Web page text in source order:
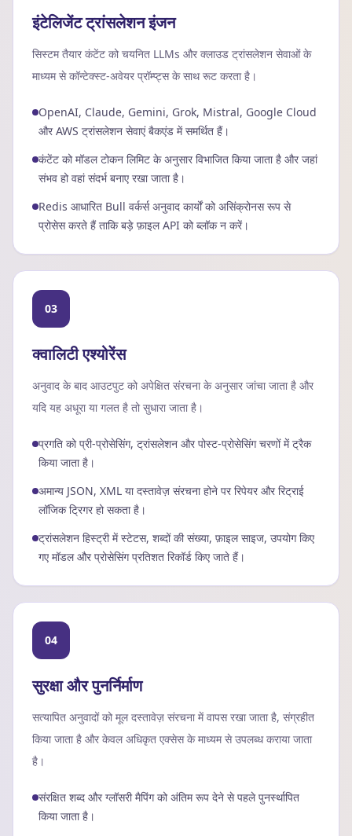
इंटेलिजेंट ट्रांसलेशन इंजन
सिस्टम तैयार कंटेंट को चयनित LLMs और क्लाउड ट्रांसलेशन सेवाओं के
माध्यम से कॉन्टेक्स्ट-अवेयर प्रॉम्प्ट्स के साथ रूट करता है।
OpenAI, Claude, Gemini, Grok, Mistral, Google Cloud
और AWS ट्रांसलेशन सेवाएं बैकएंड में समर्थित हैं।
कंटेंट को मॉडल टोकन लिमिट के अनुसार विभाजित किया जाता है और जहां
संभव हो वहां संदर्भ बनाए रखा जाता है।
Redis आधारित Bull वर्कर्स अनुवाद कार्यों को असिंक्रोनस रूप से
प्रोसेस करते हैं ताकि बड़े फ़ाइल API को ब्लॉक न करें।
03
क्वालिटी एश्योरेंस
अनुवाद के बाद आउटपुट को अपेक्षित संरचना के अनुसार जांचा जाता है और
यदि यह अधूरा या गलत है तो सुधारा जाता है।
प्रगति को प्री-प्रोसेसिंग, ट्रांसलेशन और पोस्ट-प्रोसेसिंग चरणों में ट्रैक
किया जाता है।
अमान्य JSON, XML या दस्तावेज़ संरचना होने पर रिपेयर और रिट्राई
लॉजिक ट्रिगर हो सकता है।
ट्रांसलेशन हिस्ट्री में स्टेटस, शब्दों की संख्या, फ़ाइल साइज, उपयोग किए
गए मॉडल और प्रोसेसिंग प्रतिशत रिकॉर्ड किए जाते हैं।
04
सुरक्षा और पुनर्निर्माण
सत्यापित अनुवादों को मूल दस्तावेज़ संरचना में वापस रखा जाता है, संग्रहीत
किया जाता है और केवल अधिकृत एक्सेस के माध्यम से उपलब्ध कराया जाता
है।
संरक्षित शब्द और ग्लॉसरी मैपिंग को अंतिम रूप देने से पहले पुनर्स्थापित
किया जाता है।